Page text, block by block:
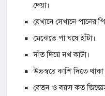
দেয়া।
যেখানে সেখানে পানের
মেঝেতে পা ঘষে হাঁটা।
দাঁত দিয়ে নখ কাটা।
উচ্চস্বরে কাশি দিতে
বেতন ও বয়স কত